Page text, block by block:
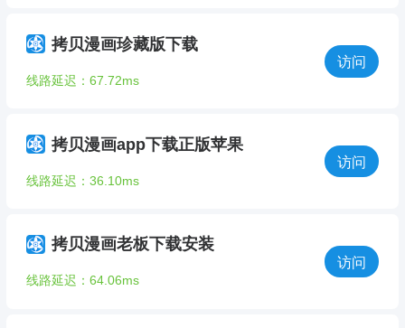
拷贝漫画珍藏版下载
线路延迟：67.72ms
访问
拷贝漫画app下载正版苹果
线路延迟：36.10ms
访问
拷贝漫画老板下载安装
线路延迟：64.06ms
访问